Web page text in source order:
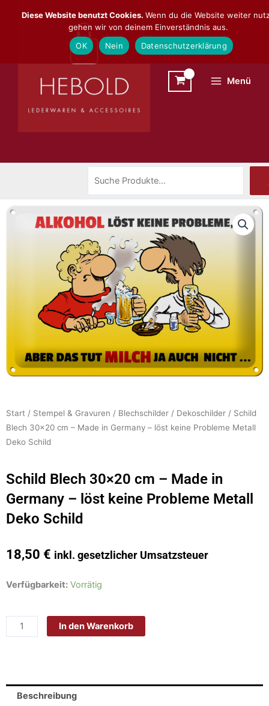
Inhalt
Menü
Start / Stempel & Gravuren / Blechschilder / Dekoschilder / Schild
Blech 30×20 cm – Made in Germany – löst keine Probleme Metall
Deko Schild
Schild Blech 30×20 cm – Made in
Germany – löst keine Probleme Metall
Deko Schild
18,50 € inkl. gesetzlicher Umsatzsteuer
Verfügbarkeit: Vorrätig
Schild
Germany
In den Warenkorb
Beschreibung
Diese Website benutzt Cookies. Wenn du die Website weiter
gehen wir von deinem Einverständnis aus.
OK
Nein Datenschutzerklärung